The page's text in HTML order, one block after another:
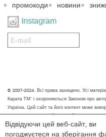
промокоди новини
Instagram
Подписаться
на
© 2007-2024. Всі права захищено. Усі
Карата ТМ" і охороняються Законом про
Україна. Цей сайт та його контент може
тільки для некомерційних цілей. Будь-яке
матеріалів даного сайту для
посиланням або іншим зазначенням на
Відвідуючи цей веб-сайт, ви
погоджуєтеся на зберігання